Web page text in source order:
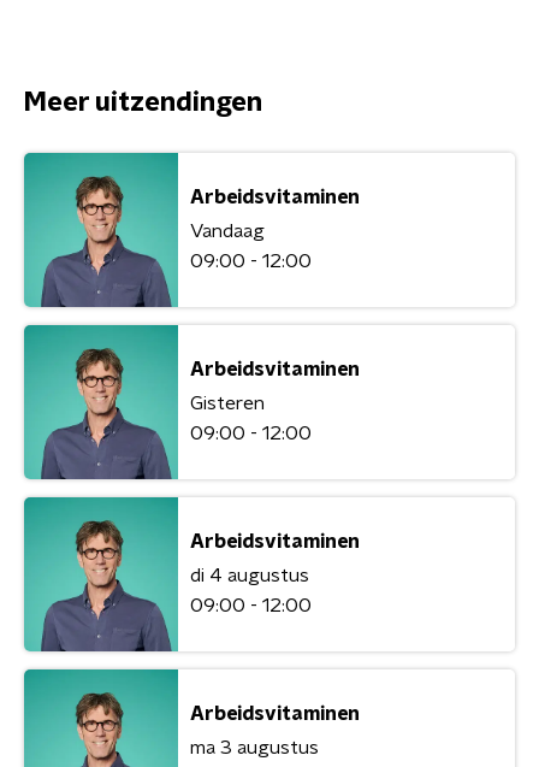
Meer uitzendingen
Arbeidsvitaminen
Vandaag
09:00 - 12:00
Arbeidsvitaminen
Gisteren
09:00 - 12:00
Arbeidsvitaminen
di 4 augustus
09:00 - 12:00
Arbeidsvitaminen
ma 3 augustus